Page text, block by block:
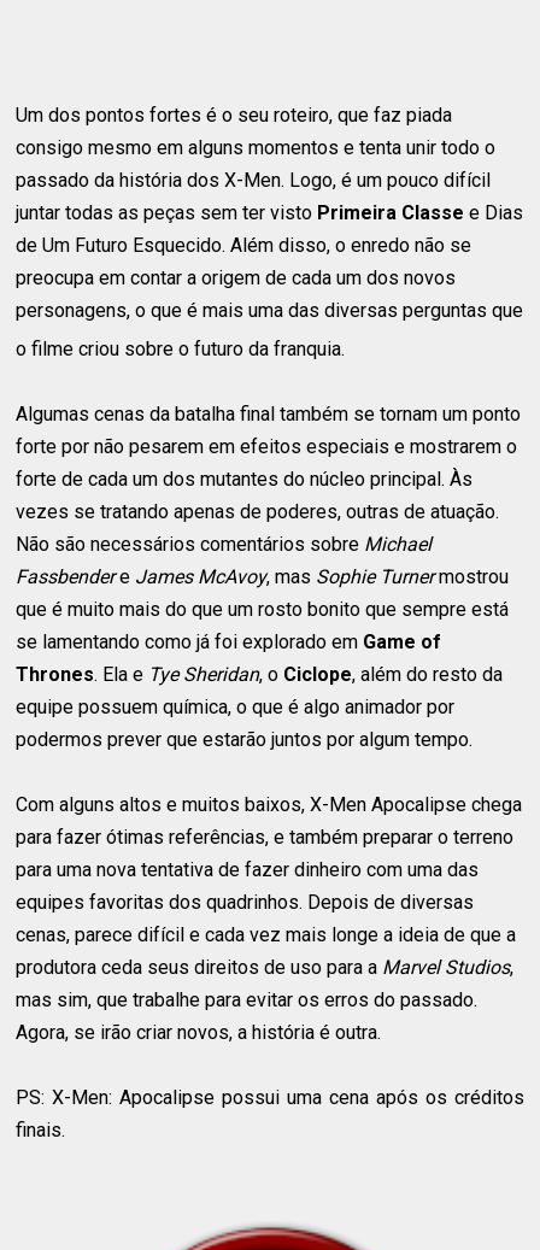
Um dos pontos fortes é o seu roteiro, que faz piada
consigo mesmo em alguns momentos e tenta unir todo o
passado da história dos X-Men. Logo, é um pouco difícil
juntar todas as peças sem ter visto Primeira Classe e Dias
de Um Futuro Esquecido. Além disso, o enredo não se
preocupa em contar a origem de cada um dos novos
personagens, o que é mais uma das diversas perguntas que
o filme criou sobre o futuro da franquia.
Algumas cenas da batalha final também se tornam um ponto
forte por não pesarem em efeitos especiais e mostrarem o
forte de cada um dos mutantes do núcleo principal. Às
vezes se tratando apenas de poderes, outras de atuação.
Não são necessários comentários sobre Michael
Fassbendere James McAvoy, mas Sophie Turnermostrou
que é muito mais do que um rosto bonito que sempre está
se lamentando como já foi explorado em Game of
Thrones. Ela e Tye Sheridan, o Ciclope, além do resto da
equipe possuem química, o que é algo animador por
podermos prever que estarão juntos por algum tempo.
Com alguns altos e muitos baixos, X-Men Apocalipse chega
para fazer ótimas referências, e também preparar o terreno
para uma nova tentativa de fazer dinheiro com uma das
equipes favoritas dos quadrinhos. Depois de diversas
cenas, parece difícil e cada vez mais longe a ideia de que a
produtora ceda seus direitos de uso para a Marvel Studios,
mas sim, que trabalhe para evitar os erros do passado.
Agora, se irão criar novos, a história é outra.
PS: X-Men: Apocalipse possui uma cena após os créditos
finais.